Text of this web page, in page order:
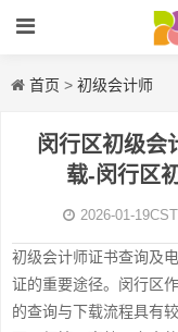
首页 > 初级会计师
闵行区初级会
载-闵行区
2026-01-
初级会计师证书查询及
证的重要途径。闵行区
的查询与下载流程具有